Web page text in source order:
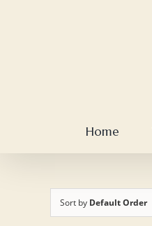
Home
Sort by Default Order